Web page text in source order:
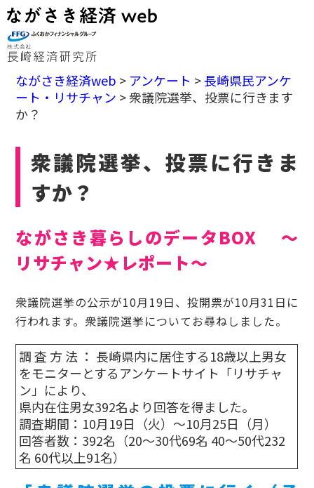
ながさき経済web > アンケート >長崎県民アンケ
ート・リサチャン >衆議院選挙、投票に行きます
か？
衆議院選挙、投票に行きま
すか？
ながさき暮らしのデータBOX ～
リサチャン★レポート～
衆議院選挙の公示が10月19日、投開票が10月31日に
行われます。衆議院選挙についてお尋ねしました。
調 査 方 法 ： 長崎県内に居住する18歳以上男女
をモニターとするアンケートサイト「リサチャ
ン」により、
県内在住男女392名より回答を得ました。
調査期間：10月19日（火）～10月25日（月）
回答者数：392名（20～30代69名 40～50代232
名 60代以上91名）